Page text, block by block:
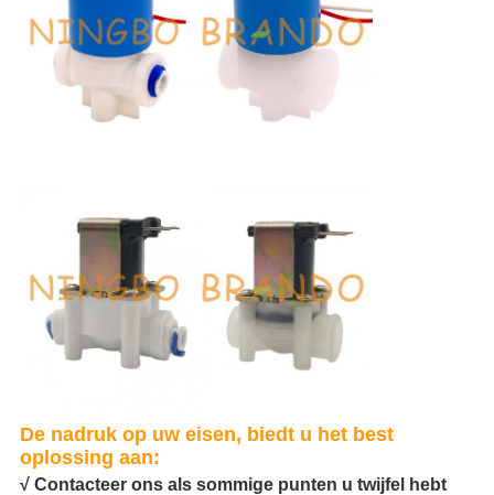
De nadruk op uw eisen, biedt u het best
oplossing aan:
√ Contacteer ons als sommige punten u twijfel hebt